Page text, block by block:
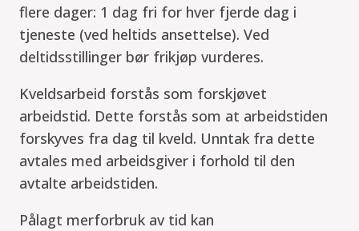
flere dager: 1 dag fri for hver fjerde dag i
tjeneste (ved heltids ansettelse). Ved
deltidsstillinger bør frikjøp vurderes.
Kveldsarbeid forstås som forskjøvet
arbeidstid. Dette forstås som at arbeidstiden
forskyves fra dag til kveld. Unntak fra dette
avtales med arbeidsgiver i forhold til den
avtalte arbeidstiden.
Pålagt merforbruk av tid kan